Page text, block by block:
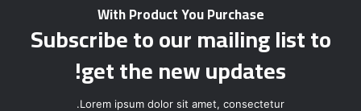
With Product You Purchase
Subscribe to our mailing list to
get the new updates!
Lorem ipsum dolor sit amet, consectetur.